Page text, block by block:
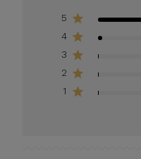
5
4
3
2
1